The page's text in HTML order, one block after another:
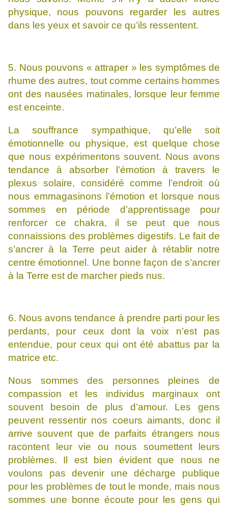
physique, nous pouvons regarder les autres
dans les yeux et savoir ce qu’ils ressentent.
5. Nous pouvons « attraper » les symptômes de
rhume des autres, tout comme certains hommes
ont des nausées matinales, lorsque leur femme
est enceinte.
La souffrance sympathique, qu’elle soit
émotionnelle ou physique, est quelque chose
que nous expérimentons souvent. Nous avons
tendance à absorber l’émotion à travers le
plexus solaire, considéré comme l’endroit où
nous emmagasinons l’émotion et lorsque nous
sommes en période d’apprentissage pour
renforcer ce chakra, il se peut que nous
connaissions des problèmes digestifs. Le fait de
s’ancrer à la Terre peut aider à rétablir notre
centre émotionnel. Une bonne façon de s’ancrer
à la Terre est de marcher pieds nus.
6. Nous avons tendance à prendre parti pour les
perdants, pour ceux dont la voix n’est pas
entendue, pour ceux qui ont été abattus par la
matrice etc.
Nous sommes des personnes pleines de
compassion et les individus marginaux ont
souvent besoin de plus d’amour. Les gens
peuvent ressentir nos coeurs aimants, donc il
arrive souvent que de parfaits étrangers nous
racontent leur vie ou nous soumettent leurs
problèmes. Il est bien évident que nous ne
voulons pas devenir une décharge publique
pour les problèmes de tout le monde, mais nous
sommes une bonne écoute pour les gens qui